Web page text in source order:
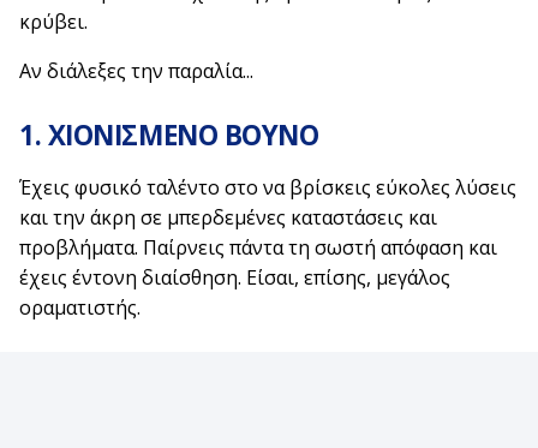
κρύβει.
Αν διάλεξες την παραλία...
1. ΧΙΟΝΙΣΜΕΝΟ ΒΟΥΝΟ
Έχεις φυσικό ταλέντο στο να βρίσκεις εύκολες λύσεις
και την άκρη σε μπερδεμένες καταστάσεις και
προβλήματα. Παίρνεις πάντα τη σωστή απόφαση και
έχεις έντονη διαίσθηση. Είσαι, επίσης, μεγάλος
οραματιστής.